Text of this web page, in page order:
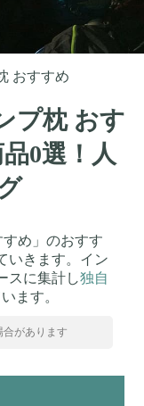
おすすめ
プ枕 おす
0選！人
め」のおすす
いきます。イン
スに集計し独自
ます。
があります